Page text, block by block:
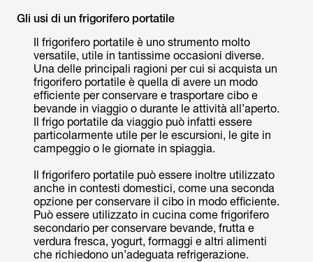
Gli usi di un frigorifero portatile
Il frigorifero portatile è uno strumento molto
versatile, utile in tantissime occasioni diverse.
Una delle principali ragioni per cui si acquista un
frigorifero portatile è quella di avere un modo
efficiente per conservare e trasportare cibo e
bevande in viaggio o durante le attività all’aperto.
Il frigo portatile da viaggio può infatti essere
particolarmente utile per le escursioni, le gite in
campeggio o le giornate in spiaggia.
Il frigorifero portatile può essere inoltre utilizzato
anche in contesti domestici, come una seconda
opzione per conservare il cibo in modo efficiente.
Può essere utilizzato in cucina come frigorifero
secondario per conservare bevande, frutta e
verdura fresca, yogurt, formaggi e altri alimenti
che richiedono un’adeguata refrigerazione.